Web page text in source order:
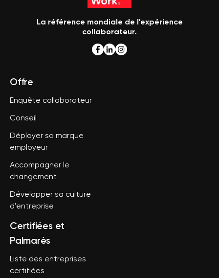
La référence mondiale de l'expérience
collaborateur.
Offre
Enquête collaborateur
Conseil
Déployer sa marque
employeur
Accompagner le
changement
Développer sa culture
d'entreprise
Certifiées et
Palmarès
Liste des entreprises
certifiées